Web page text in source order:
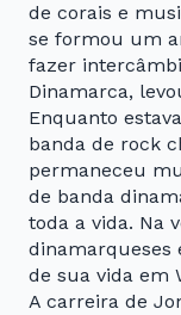
de corais e
se formou um
fazer
Dinamarca,
Enquanto
banda de rock
permaneceu
de banda
toda a vida. Na
dinamarqueses
de sua vida em
A carreira de